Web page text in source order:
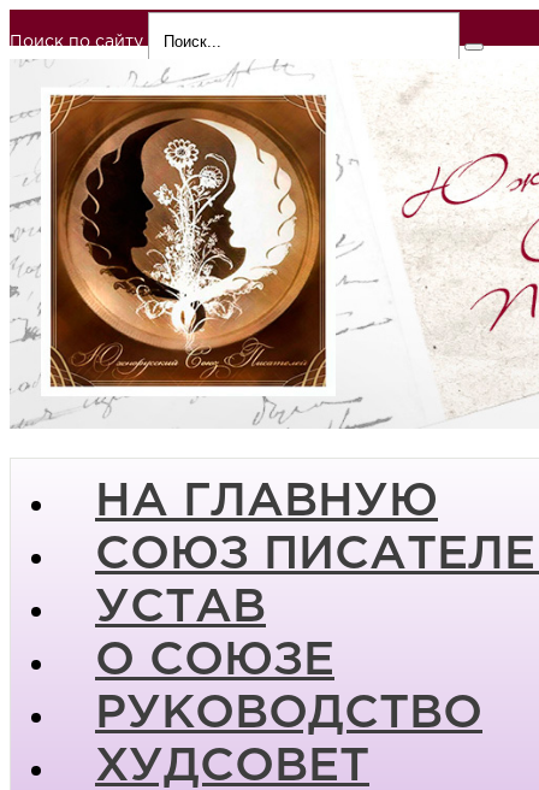
Поиск по сайту
НА ГЛАВНУЮ
СОЮЗ
УСТАВ
О СОЮЗЕ
РУКОВОДСТВО
ХУДСОВЕТ